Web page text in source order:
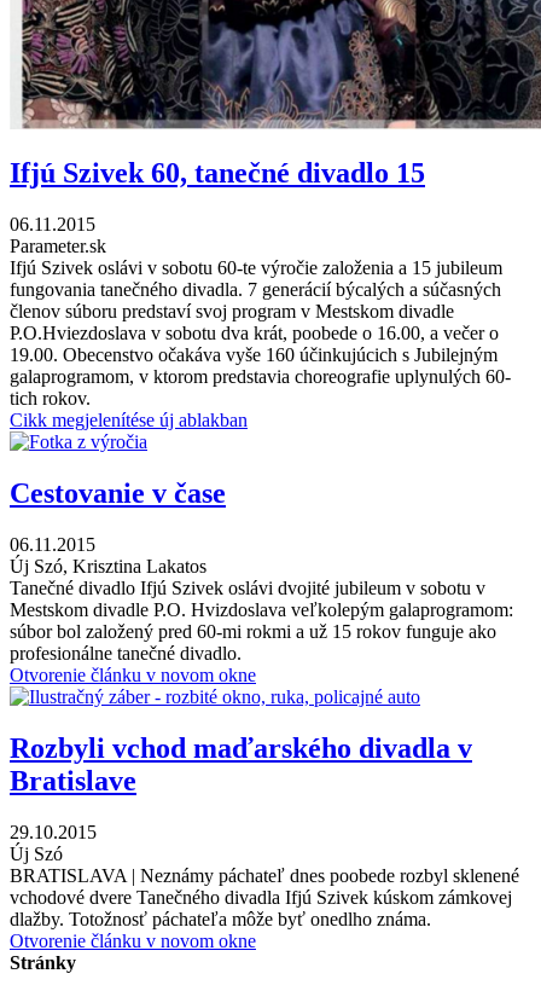
Ifjú Szivek 60, tanečné divadlo 15
06.11.2015
Parameter.sk
Ifjú Szivek oslávi v sobotu 60-te výročie založenia a 15 jubileum
fungovania tanečného divadla. 7 generácií býcalých a súčasných
členov súboru predstaví svoj program v Mestskom divadle
P.O.Hviezdoslava v sobotu dva krát, poobede o 16.00, a večer o
19.00. Obecenstvo očakáva vyše 160 účinkujúcich s Jubilejným
galaprogramom, v ktorom predstavia choreografie uplynulých 60-
tich rokov.
Cikk megjelenítése új ablakban
Cestovanie v čase
06.11.2015
Új Szó, Krisztina Lakatos
Tanečné divadlo Ifjú Szivek oslávi dvojité jubileum v sobotu v
Mestskom divadle P.O. Hvizdoslava veľkolepým galaprogramom:
súbor bol založený pred 60-mi rokmi a už 15 rokov funguje ako
profesionálne tanečné divadlo.
Otvorenie článku v novom okne
Rozbyli vchod maďarského divadla v
Bratislave
29.10.2015
Új Szó
BRATISLAVA | Neznámy páchateľ dnes poobede rozbyl sklenené
vchodové dvere Tanečného divadla Ifjú Szivek kúskom zámkovej
dlažby. Totožnosť páchateľa môže byť onedlho známa.
Otvorenie článku v novom okne
Stránky